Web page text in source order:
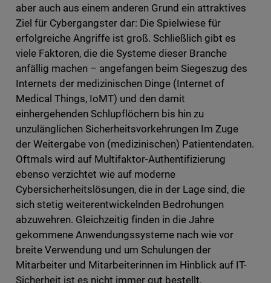
aber auch aus einem anderen Grund ein attraktives
Ziel für Cybergangster dar: Die Spielwiese für
erfolgreiche Angriffe ist groß. Schließlich gibt es
viele Faktoren, die die Systeme dieser Branche
anfällig machen – angefangen beim Siegeszug des
Internets der medizinischen Dinge (Internet of
Medical Things, IoMT) und den damit
einhergehenden Schlupflöchern bis hin zu
unzulänglichen Sicherheitsvorkehrungen Im Zuge
der Weitergabe von (medizinischen) Patientendaten.
Oftmals wird auf Multifaktor-Authentifizierung
ebenso verzichtet wie auf moderne
Cybersicherheitslösungen, die in der Lage sind, die
sich stetig weiterentwickelnden Bedrohungen
abzuwehren. Gleichzeitig finden in die Jahre
gekommene Anwendungssysteme nach wie vor
breite Verwendung und um Schulungen der
Mitarbeiter und Mitarbeiterinnen im Hinblick auf IT-
Sicherheit ist es nicht immer gut bestellt.